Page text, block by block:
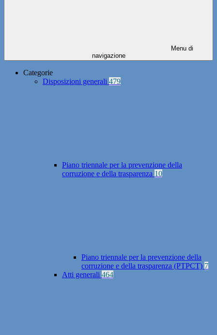
Menu di
navigazione
Categorie
Disposizioni generali 479
Piano triennale per la prevenzione della
corruzione e della trasparenza 10
Piano triennale per la prevenzione della
corruzione e della trasparenza (PTPCT) 7
Atti generali 464